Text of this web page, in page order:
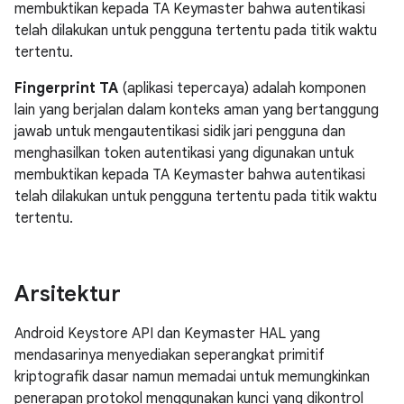
membuktikan kepada TA Keymaster bahwa autentikasi
telah dilakukan untuk pengguna tertentu pada titik waktu
tertentu.
Fingerprint TA (aplikasi tepercaya) adalah komponen
lain yang berjalan dalam konteks aman yang bertanggung
jawab untuk mengautentikasi sidik jari pengguna dan
menghasilkan token autentikasi yang digunakan untuk
membuktikan kepada TA Keymaster bahwa autentikasi
telah dilakukan untuk pengguna tertentu pada titik waktu
tertentu.
Arsitektur
Android Keystore API dan Keymaster HAL yang
mendasarinya menyediakan seperangkat primitif
kriptografik dasar namun memadai untuk memungkinkan
penerapan protokol menggunakan kunci yang dikontrol